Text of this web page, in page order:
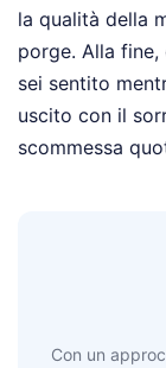
la qualità della
porge. Alla
sei sentito
uscito con il
scommessa
Con un